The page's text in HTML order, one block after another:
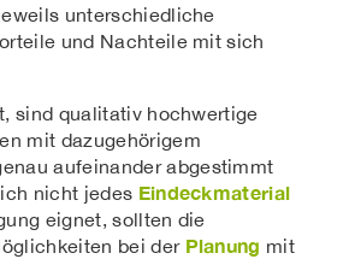
unterschiedliche
und Nachteile mit sich
sind qualitativ hochwertige
mit dazugehörigem
aufeinander abgestimmt
nicht jedes Eindeckmaterial
eignet, sollten die
bei der Planung mit